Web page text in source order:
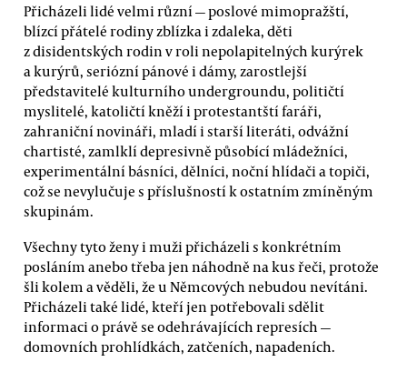
Přicházeli lidé velmi různí — poslové mimopražští,
blízcí přátelé rodiny zblízka i zdaleka, děti
z disidentských rodin v roli nepolapitelných kurýrek
a kurýrů, seriózní pánové i dámy, zarostlejší
představitelé kulturního undergroundu, političtí
myslitelé, katoličtí kněží i protestantští faráři,
zahraniční novináři, mladí i starší literáti, odvážní
chartisté, zamlklí depresivně působící mládežníci,
experimentální básníci, dělníci, noční hlídači a topiči,
což se nevylučuje s příslušností k ostatním zmíněným
skupinám.
Všechny tyto ženy i muži přicházeli s konkrétním
posláním anebo třeba jen náhodně na kus řeči, protože
šli kolem a věděli, že u Němcových nebudou nevítáni.
Přicházeli také lidé, kteří jen potřebovali sdělit
informaci o právě se odehrávajících represích —
domovních prohlídkách, zatčeních, napadeních.